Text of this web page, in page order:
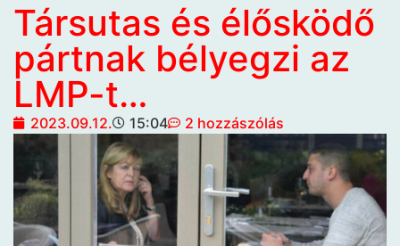
Társutas és élősködő
pártnak bélyegzi az
LMP-t…
2023.09.12. 15:04 2 hozzászólás